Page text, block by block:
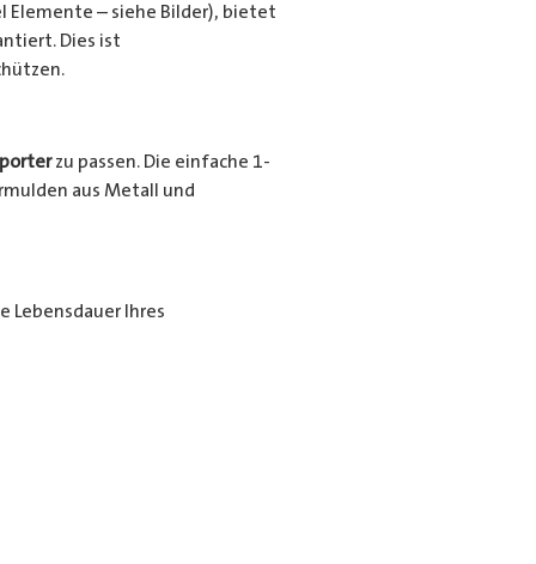
Elemente – siehe Bilder), bietet
Dies ist
zu passen. Die einfache 1-
aus Metall und
Lebensdauer Ihres